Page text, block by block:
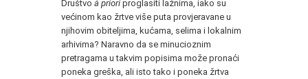
Društvo à priori proglasiti lažnima, iako su
većinom kao žrtve više puta provjeravane u
njihovim obiteljima, kućama, selima i lokalnim
arhivima? Naravno da se minucioznim
pretragama u takvim popisima može pronaći
poneka greška, ali isto tako i poneka žrtva